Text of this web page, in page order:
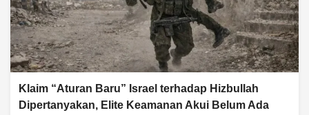
Klaim “Aturan Baru” Israel terhadap Hizbullah
Dipertanyakan, Elite Keamanan Akui Belum Ada